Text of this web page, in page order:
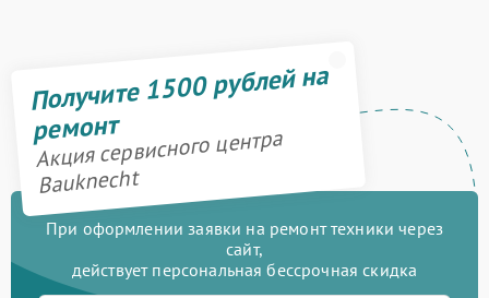
Получите 1500 рублей на
ремонт
Акция сервисного центра
Bauknecht
При оформлении заявки на ремонт техники через
сайт,
действует персональная бессрочная скидка